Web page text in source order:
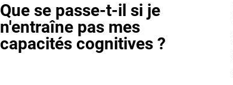
Que se passe-t-il si je
n'entraîne pas mes
capacités cognitives ?